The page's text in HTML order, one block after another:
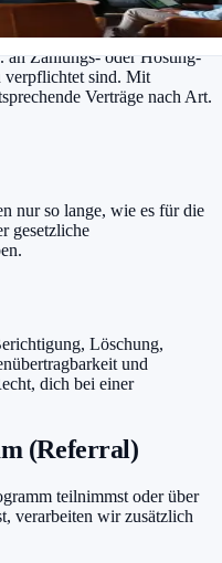
soweit dies zur
an Zahlungs- oder Hosting-
verpflichtet sind. Mit
Verträge nach Art.
nur so lange, wie es für die
gesetzliche
Löschung,
und
dich bei einer
(Referral)
teilnimmst oder über
verarbeiten wir zusätzlich